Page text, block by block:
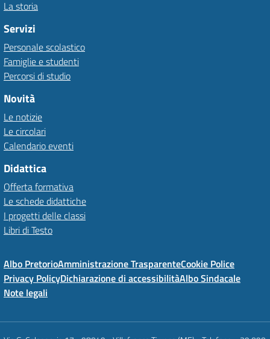
La storia
Servizi
Personale scolastico
Famiglie e studenti
Percorsi di studio
Novità
Le notizie
Le circolari
Calendario eventi
Didattica
Offerta formativa
Le schede didattiche
I progetti delle classi
Libri di Testo
Albo PretorioAmministrazione TrasparenteCookie Police
Privacy PolicyDichiarazione di accessibilitàAlbo Sindacale
Note legali